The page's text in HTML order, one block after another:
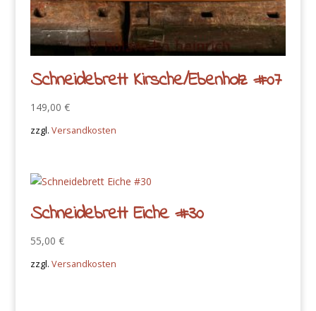
Schneidebrett Kirsche/Ebenholz #07
149,00 €
zzgl. Versandkosten
Schneidebrett Eiche #30
55,00 €
zzgl. Versandkosten